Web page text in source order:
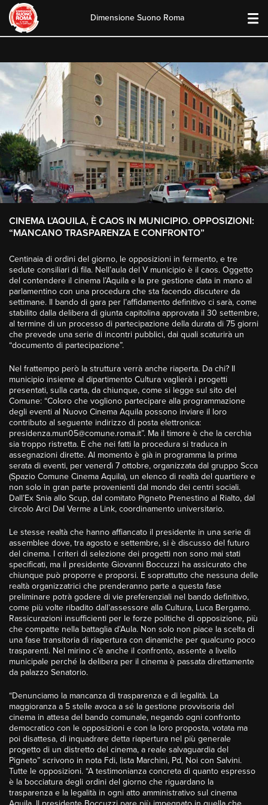
content
Dimensione Suono Roma
CINEMA L’AQUILA, È CAOS IN MUNICIPIO. OPPOSIZIONI:
“MANCANO TRASPARENZA E CONFRONTO”
Centinaia di ordini del giorno, le opposizioni in fermento, e tre
sedute consiliari di fila. Nell’aula del V municipio è il caos. Oggetto
del contendere il cinema l’Aquila e la pre gestione data in mano al
parlamentino con una procedura che sta facendo discutere da
settimane. Il bando di gara per l’affidamento definitivo ci sarà, come
stabilito dalla delibera di giunta capitolina approvata il 30 settembre,
al termine di un processo di partecipazione della durata di 75 giorni
che prevede una serie di incontri pubblici, dai quali scaturirà un
“documento di partecipazione”.
Nel frattempo però la struttura verrà anche riaperta. Da chi? Il
municipio insieme al dipartimento Cultura vaglierà i progetti
presentati, sulla carta, da chiunque, come si legge sul sito del
Comune: “Coloro che vogliono partecipare alla programmazione
degli eventi al Nuovo Cinema Aquila possono inviare il loro
contributo al seguente indirizzo di posta elettronica:
presidenza.mun05@comune.roma.it”. Ma il timore è che la cerchia
sia troppo ristretta. E che nei fatti la procedura si traduca in
assegnazioni dirette. Al momento è già in programma la prima
serata di eventi, per venerdì 7 ottobre, organizzata dal gruppo Scca
(Spazio Comune Cinema Aquila), un elenco di realtà del quartiere e
non solo in gran parte provenienti dal mondo dei centri sociali.
Dall’Ex Snia allo Scup, dal comitato Pigneto Prenestino al Rialto, dal
circolo Arci Dal Verme a Link, coordinamento universitario.
Le stesse realtà che hanno affiancato il presidente in una serie di
assemblee dove, tra agosto e settembre, si è discusso del futuro
del cinema. I criteri di selezione dei progetti non sono mai stati
specificati, ma il presidente Giovanni Boccuzzi ha assicurato che
chiunque può proporre e proporsi. E soprattutto che nessuna delle
realtà organizzatrici che prenderanno parte a questa fase
preliminare potrà godere di vie preferenziali nel bando definitivo,
come più volte ribadito dall’assessore alla Cultura, Luca Bergamo.
Rassicurazioni insufficienti per le forze politiche di opposizione, più
che compatte nella battaglia d’Aula. Non solo non piace la scelta di
una fase transitoria di riapertura con dinamiche per qualcuno poco
trasparenti. Nel mirino c’è anche il confronto, assente a livello
municipale perché la delibera per il cinema è passata direttamente
da palazzo Senatorio.
“Denunciamo la mancanza di trasparenza e di legalità. La
maggioranza a 5 stelle avoca a sé la gestione provvisoria del
cinema in attesa del bando comunale, negando ogni confronto
democratico con le opposizioni e con la loro proposta, votata ma
poi disattesa, di inquadrare detta riapertura nel più generale
progetto di un distretto del cinema, a reale salvaguardia del
Pigneto” scrivono in nota Fdi, lista Marchini, Pd, Noi con Salvini.
Tutte le opposizioni. “A testimonianza concreta di quanto espresso
è la bocciatura degli ordini del giorno che riguardano la
trasparenza e la legalità in ogni atto amministrativo sul cinema